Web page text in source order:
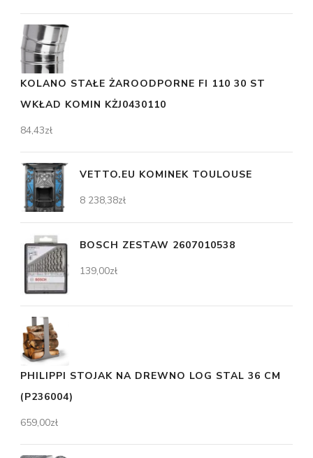
KOLANO STAŁE ŻAROODPORNE FI 110 30 ST
WKŁAD KOMIN KŻJ0430110
84,43zł
VETTO.EU KOMINEK TOULOUSE
8 238,38zł
BOSCH ZESTAW 2607010538
139,00zł
PHILIPPI STOJAK NA DREWNO LOG STAL 36 CM
(P236004)
659,00zł